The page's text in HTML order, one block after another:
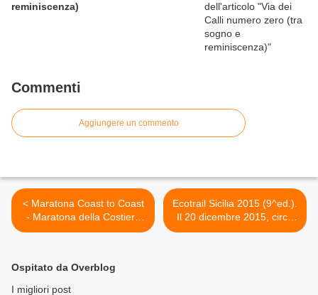
reminiscenza)
Commenti
Aggiungere un commento
< Maratona Coast to Coast
- Maratona della Costiera
2015 (7^ ed.). Il BioRace fa
appuntamenti
Ecotrail Sicilia 2015 (9^ed.).
Il 20 dicembre 2015, circa
400 hanno celebrato a
Ospitato da Overblog
I migliori post